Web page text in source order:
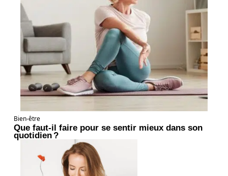
Bien-être
Que faut-il faire pour se sentir mieux dans son
quotidien ?